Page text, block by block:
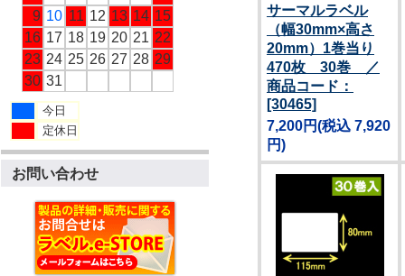
9 10 11 12 13 14 15
16 17 18 19 20 21 22
23 24 25 26 27 28 29
30 31
今日
定休日
お問い合わせ
サーマルラベル
（幅30mm×高さ
20mm）1巻当り
470枚 30巻 ／
商品コード：
[30465]
7,200円(税込 7,920
円)